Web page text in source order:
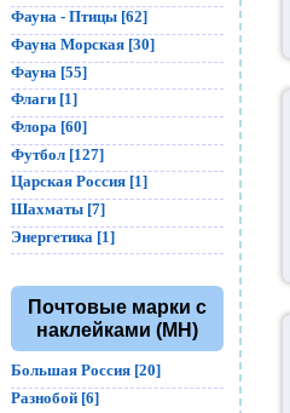
Фауна - Птицы [62]
Фауна Морская [30]
Фауна [55]
Флаги [1]
Флора [60]
Футбол [127]
Царская Россия [1]
Шахматы [7]
Энергетика [1]
Почтовые марки с
наклейками (MH)
Большая Россия [20]
Разнобой [6]